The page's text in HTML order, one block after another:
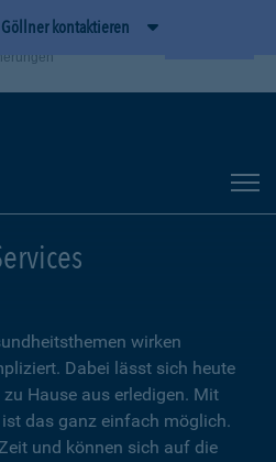
kontaktieren
wirken
Dabei lässt sich heute
Hause aus erledigen. Mit
ist das ganz einfach möglich.
und können sich auf die